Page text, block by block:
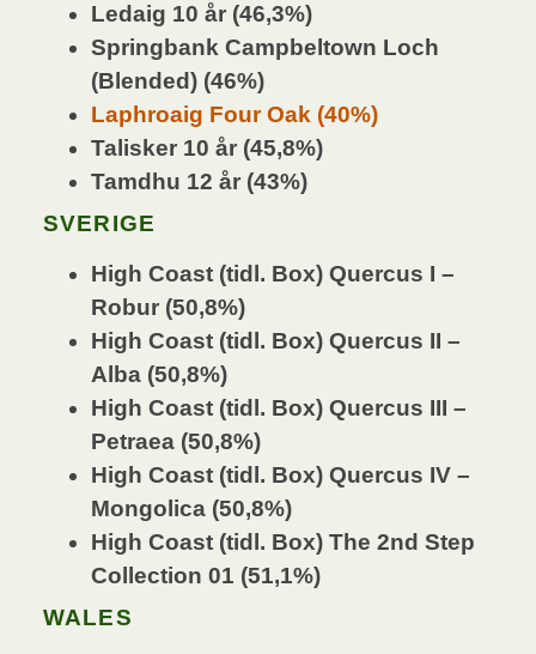
Ledaig 10 år (46,3%)
Springbank Campbeltown Loch
(Blended) (46%)
Laphroaig Four Oak (40%)
Talisker 10 år (45,8%)
Tamdhu 12 år (43%)
SVERIGE
High Coast (tidl. Box) Quercus I –
Robur (50,8%)
High Coast (tidl. Box) Quercus II –
Alba (50,8%)
High Coast (tidl. Box) Quercus III –
Petraea (50,8%)
High Coast (tidl. Box) Quercus IV –
Mongolica (50,8%)
High Coast (tidl. Box) The 2nd Step
Collection 01 (51,1%)
WALES